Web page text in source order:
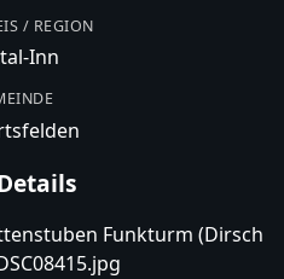
/ REGION
Inn
Funkturm (Dirsch